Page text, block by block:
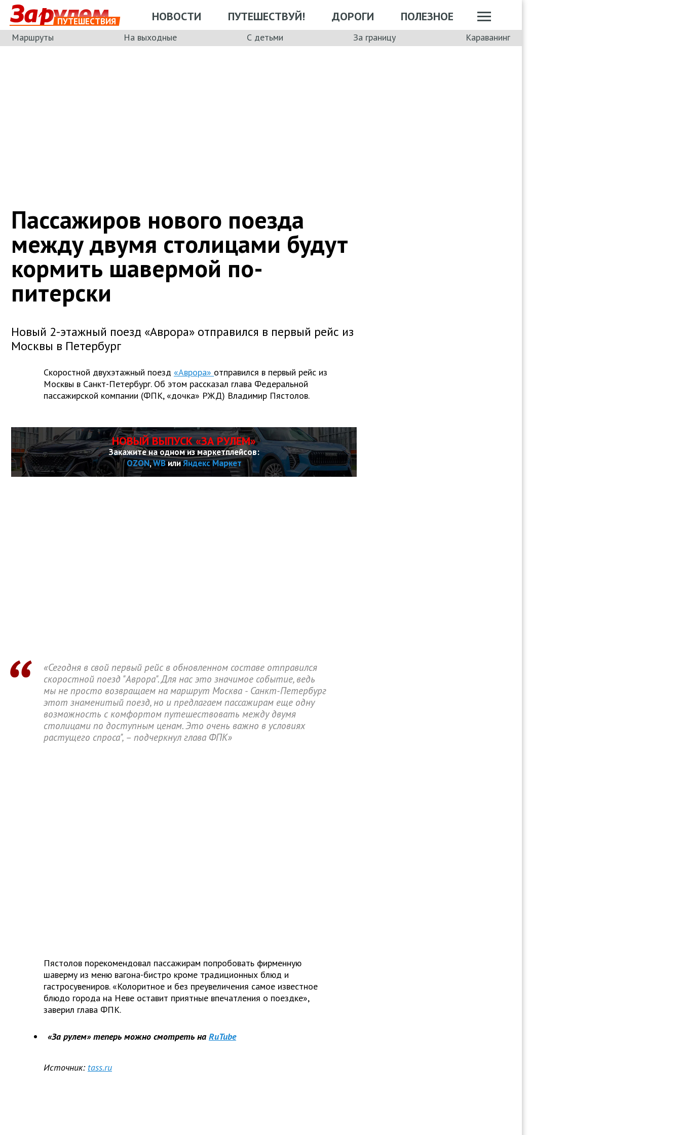
ПУТЕШЕСТВИЯ НОВОСТИ ПУТЕШЕСТВУЙ! ДОРОГИ ПОЛЕЗНОЕ
Маршруты На выходные С детьми За границу Караванинг
Пассажиров нового поезда
между двумя столицами будут
кормить шавермой по-
питерски
Новый 2-этажный поезд «Аврора» отправился в первый рейс из
Москвы в Петербург
Скоростной двухэтажный поезд «Аврора» отправился в первый рейс из
Москвы в Санкт-Петербург. Об этом рассказал глава Федеральной
пассажирской компании (ФПК, «дочка» РЖД) Владимир Пястолов.
НОВЫЙ ВЫПУСК «ЗА РУЛЕМ»
Закажите на одном из маркетплейсов:
OZON,WBилиЯндекс Маркет
«Сегодня в свой первый рейс в обновленном составе отправился
скоростной поезд "Аврора". Для нас это значимое событие, ведь
мы не просто возвращаем на маршрут Москва - Санкт-Петербург
этот знаменитый поезд, но и предлагаем пассажирам еще одну
возможность с комфортом путешествовать между двумя
столицами по доступным ценам. Это очень важно в условиях
растущего спроса", – подчеркнул глава ФПК»
Пястолов порекомендовал пассажирам попробовать фирменную
шаверму из меню вагона-бистро кроме традиционных блюд и
гастросувениров. «Колоритное и без преувеличения самое известное
блюдо города на Неве оставит приятные впечатления о поездке»,
заверил глава ФПК.
«За рулем» теперь можно смотреть на RuTube
Источник: tass.ru